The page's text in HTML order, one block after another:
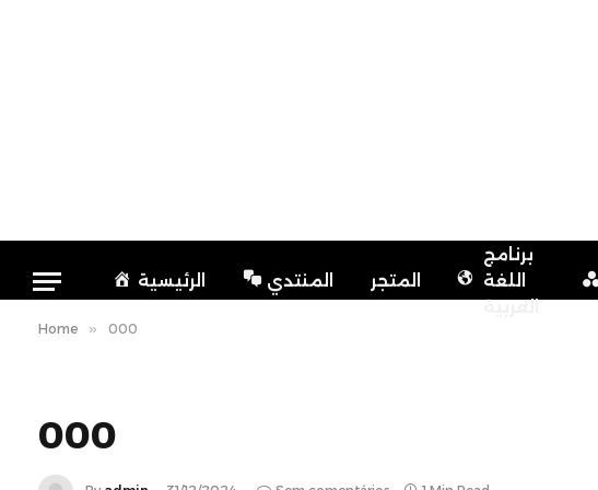
الرئيسية المنتدي المتجر
برنامج
اللغة
العربية
Home » 000
000